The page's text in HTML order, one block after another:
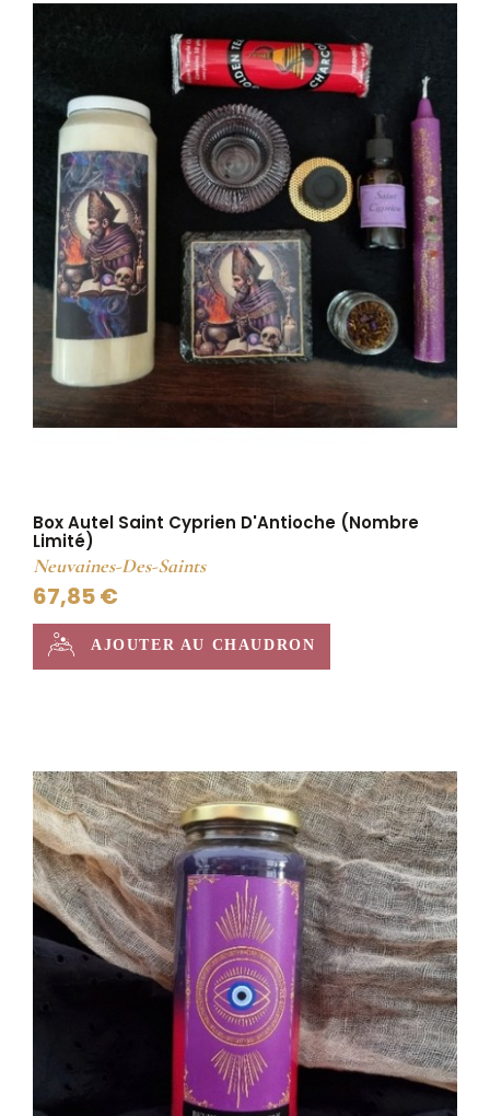
Box Autel Saint Cyprien D'Antioche (nombre
Limité)
Neuvaines-Des-Saints
67,85 €
AJOUTER AU CHAUDRON